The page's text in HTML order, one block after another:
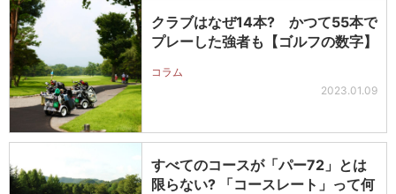
クラブはなぜ14本? かつて55本で
プレーした強者も【ゴルフの数字】
コラム
2023.01.09
すべてのコースが「パー72」とは
限らない? 「コースレート」って何